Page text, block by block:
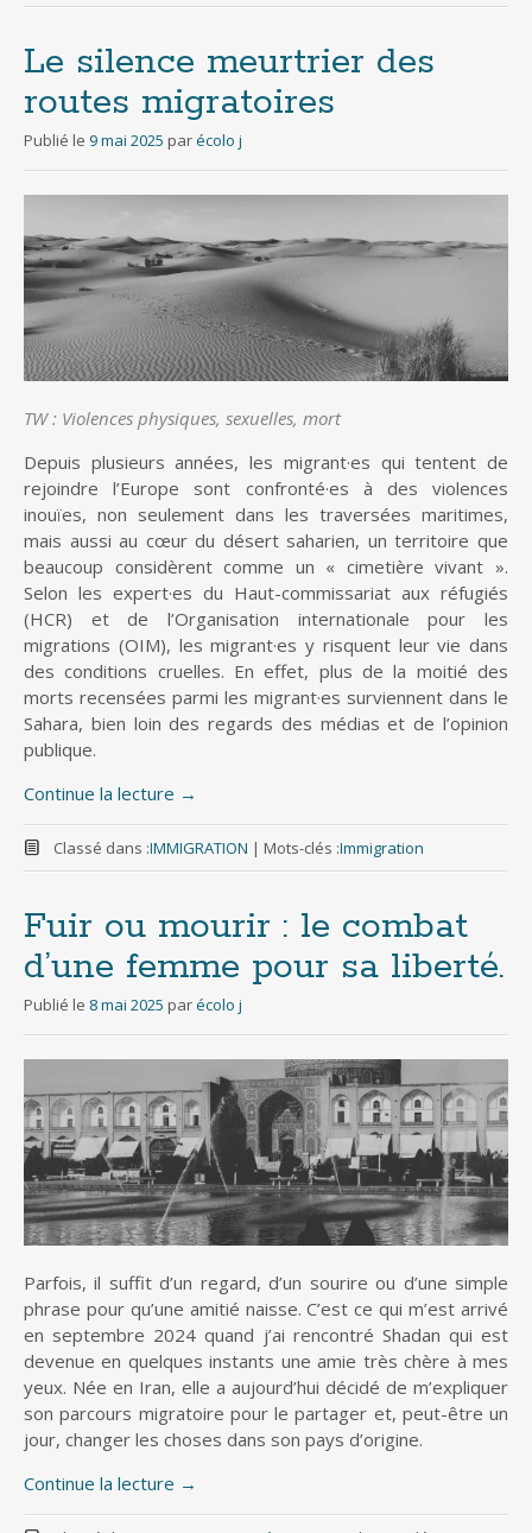
Le silence meurtrier des
routes migratoires
Publié le 9 mai 2025 parécolo j
TW : Violences physiques, sexuelles, mort
Depuis plusieurs années, les migrant·es qui tentent de
rejoindre l’Europe sont confronté·es à des violences
inouïes, non seulement dans les traversées maritimes,
mais aussi au cœur du désert saharien, un territoire que
beaucoup considèrent comme un « cimetière vivant ».
Selon les expert·es du Haut-commissariat aux réfugiés
(HCR) et de l’Organisation internationale pour les
migrations (OIM), les migrant·es y risquent leur vie dans
des conditions cruelles. En effet, plus de la moitié des
morts recensées parmi les migrant·es surviennent dans le
Sahara, bien loin des regards des médias et de l’opinion
publique.
Continue la lecture →
Classé dans :IMMIGRATION | Mots-clés :Immigration
Fuir ou mourir : le combat
d’une femme pour sa liberté.
Publié le 8 mai 2025 parécolo j
Parfois, il suffit d’un regard, d’un sourire ou d’une simple
phrase pour qu’une amitié naisse. C’est ce qui m’est arrivé
en septembre 2024 quand j’ai rencontré Shadan qui est
devenue en quelques instants une amie très chère à mes
yeux. Née en Iran, elle a aujourd’hui décidé de m’expliquer
son parcours migratoire pour le partager et, peut-être un
jour, changer les choses dans son pays d’origine.
Continue la lecture →